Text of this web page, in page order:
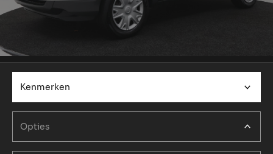
Kenmerken
Opties